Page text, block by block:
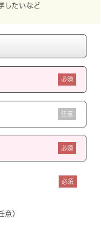
したいなど
必須
任意
必須
必須
意）